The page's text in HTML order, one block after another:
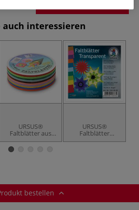
auch interessieren
URSUS®
Faltblätter aus
Plakatpapier
URSUS®
Faltblätter
Transparentpapier
bestellen